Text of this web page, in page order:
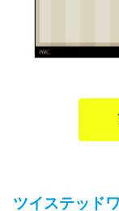
ツイステッド